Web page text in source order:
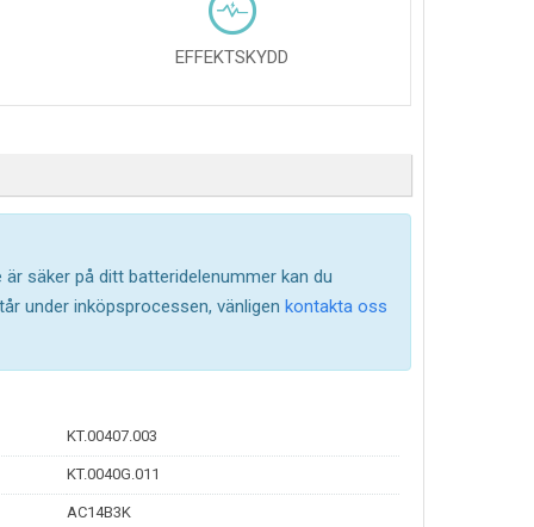
EFFEKTSKYDD
säker på ditt batteridelenummer kan du
under inköpsprocessen, vänligen kontakta oss
KT.00407.003
KT.0040G.011
AC14B3K